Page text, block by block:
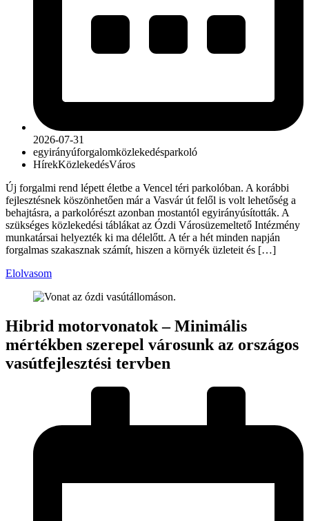
2026-07-31
egyirányúforgalomközlekedésparkoló
HírekKözlekedésVáros
Új forgalmi rend lépett életbe a Vencel téri parkolóban. A korábbi
fejlesztésnek köszönhetően már a Vasvár út felől is volt lehetőség a
behajtásra, a parkolórészt azonban mostantól egyirányúsították. A
szükséges közlekedési táblákat az Ózdi Városüzemeltető Intézmény
munkatársai helyezték ki ma délelőtt. A tér a hét minden napján
forgalmas szakasznak számít, hiszen a környék üzleteit és […]
Elolvasom
Hibrid motorvonatok – Minimális
mértékben szerepel városunk az országos
vasútfejlesztési tervben